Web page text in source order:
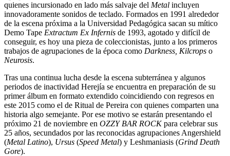
quienes incursionado en lado más salvaje del Metal incluyen
innovadoramente sonidos de teclado. Formados en 1991 alrededor
de la escena próxima a la Universidad Pedagógica sacan su mítico
Demo Tape Extractum Ex Infernis de 1993, agotado y difícil de
conseguir, es hoy una pieza de coleccionistas, junto a los primeros
trabajos de agrupaciones de la época como Darkness, Kilcrops o
Neurosis.
Tras una continua lucha desde la escena subterránea y algunos
periodos de inactividad Herejía se encuentra en preparación de su
primer álbum en formato extendido coincidiendo con regresos en
este 2015 como el de Ritual de Pereira con quienes comparten una
historia algo semejante. Por ese motivo se estarán presentando el
próximo 21 de noviembre en OZZY BAR ROCKpara celebrar sus
25 años, secundados por las reconocidas agrupaciones Angershield
(Metal Latino), Ursus (Speed Metal) y Leshmaniasis (Grind Death
Gore).